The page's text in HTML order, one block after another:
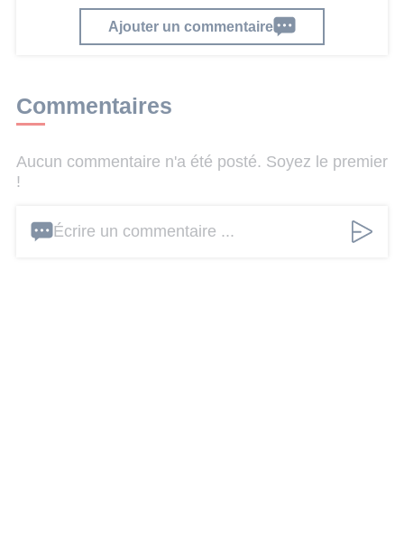
Ajouter un commentaire
Commentaires
Aucun commentaire n'a été posté. Soyez le premier
!
Écrire un commentaire ...